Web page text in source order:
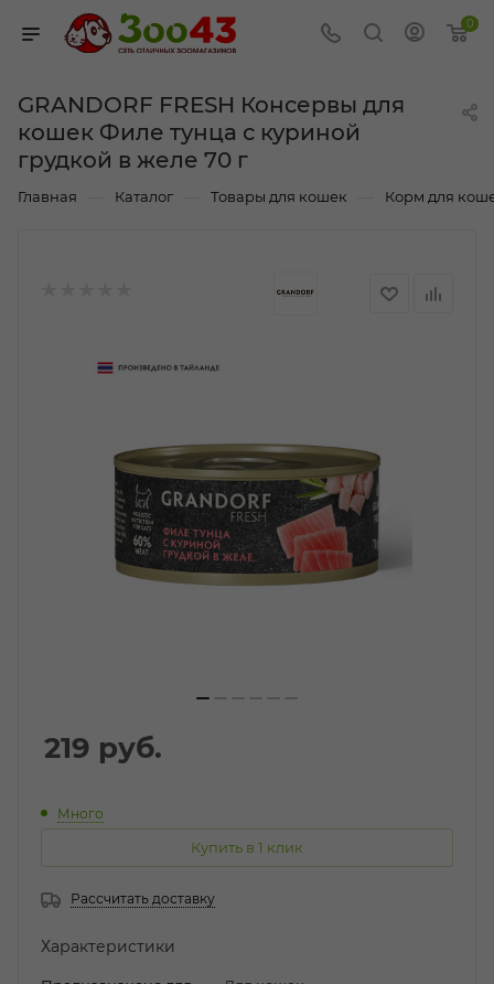
0
GRANDORF FRESH Консервы для
кошек Филе тунца с куриной
грудкой в желе 70 г
Главная Каталог Товары для кошек Корм для
219 руб.
Много
Купить в 1 клик
Рассчитать доставку
Характеристики